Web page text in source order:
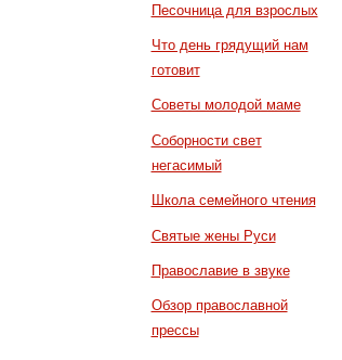
Песочница для взрослых
Что день грядущий нам
готовит
Советы молодой маме
Соборности свет
негасимый
Школа семейного чтения
Святые жены Руси
Православие в звуке
Обзор православной
прессы